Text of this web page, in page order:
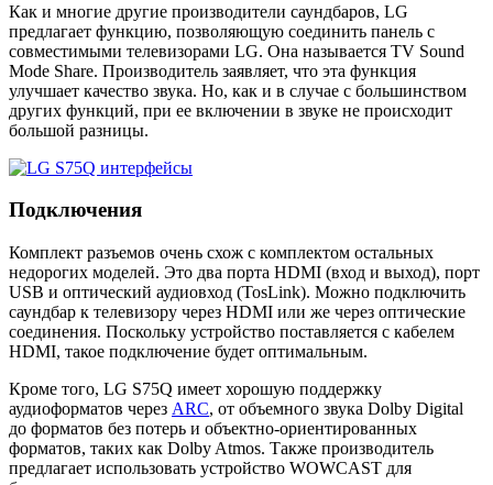
Как и многие другие производители саундбаров, LG
предлагает функцию, позволяющую соединить панель с
совместимыми телевизорами LG. Она называется TV Sound
Mode Share. Производитель заявляет, что эта функция
улучшает качество звука. Но, как и в случае с большинством
других функций, при ее включении в звуке не происходит
большой разницы.
Подключения
Комплект разъемов очень схож с комплектом остальных
недорогих моделей. Это два порта HDMI (вход и выход), порт
USB и оптический аудиовход (TosLink). Можно подключить
саундбар к телевизору через HDMI или же через оптические
соединения. Поскольку устройство поставляется с кабелем
HDMI, такое подключение будет оптимальным.
Кроме того, LG S75Q имеет хорошую поддержку
аудиоформатов через ARC, от объемного звука Dolby Digital
до форматов без потерь и объектно-ориентированных
форматов, таких как Dolby Atmos. Также производитель
предлагает использовать устройство WOWCAST для